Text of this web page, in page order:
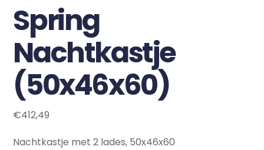
Spring
Nachtkastje
(50x46x60)
€412,49
Nachtkastje met 2 lades, 50x46x60